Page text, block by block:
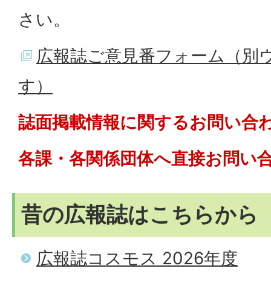
さい。
広報誌ご意見番フォーム（別
す）
誌面掲載情報に関するお問い合
各課・各関係団体へ直接お問い
昔の広報誌はこちらから
広報誌コスモス 2026年度